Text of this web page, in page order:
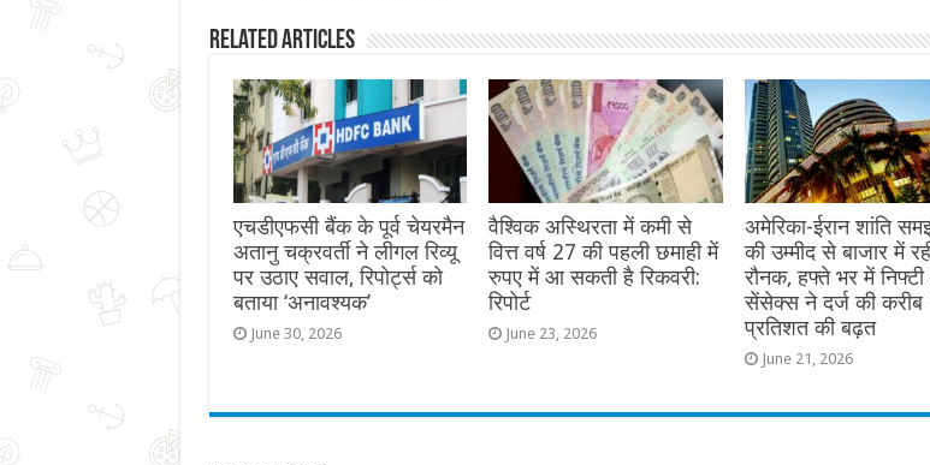
Related Articles
एचडीएफसी बैंक के पूर्व चेयरमैन
अतानु चक्रवर्ती ने लीगल रिव्यू
पर उठाए सवाल, रिपोर्ट्स को
बताया ‘अनावश्यक’
June 30, 2026
वैश्विक अस्थिरता में कमी से
वित्त वर्ष 27 की पहली छमाही में
रुपए में आ सकती है रिकवरी:
रिपोर्ट
June 23, 2026
अमेरिका-ईरान शांति
की उम्मीद से बाजार में
रौनक, हफ्ते भर में
सेंसेक्स ने दर्ज की करीब
प्रतिशत की बढ़त
June 21, 2026